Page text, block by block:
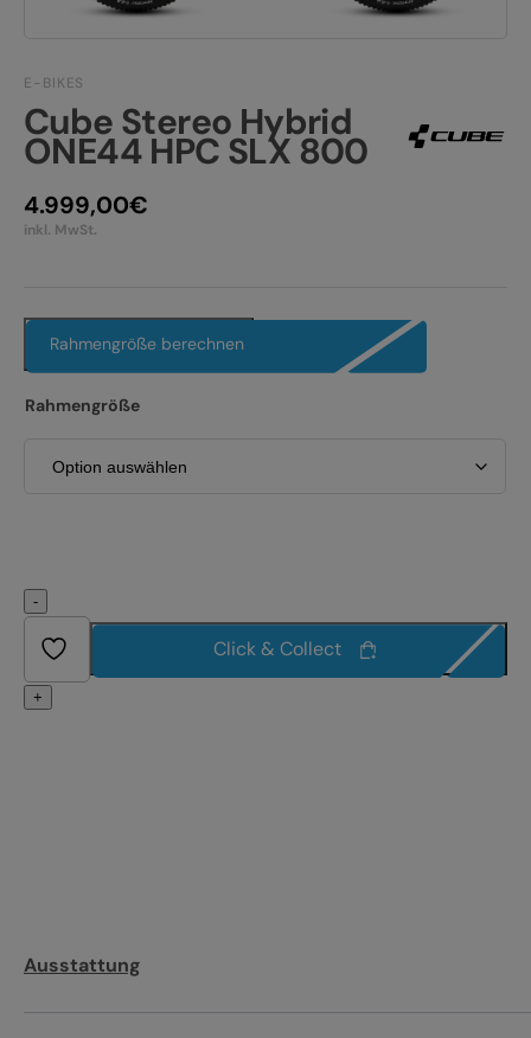
E-BIKE HARDTAIL
E-BIKE TOUR
Alle entdecken
KONTAKT
PRODUKTRÜCKRUFE
E-BIKES
Cube Stereo Hybrid
ONE44 HPC SLX 800
4.999,00€
inkl. MwSt.
Rahmengröße berechnen
Rahmengröße
-
+
Click & Collect
Ausstattung